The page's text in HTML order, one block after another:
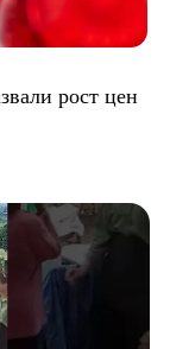
рост цен